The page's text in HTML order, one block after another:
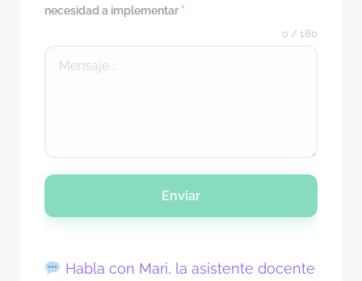
necesidad a implementar *
0 / 180
Enviar
Habla con Mari, la asistente docente